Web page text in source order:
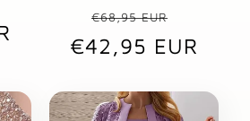
Prix
habituel
€68,95 EUR
€42,95 EUR